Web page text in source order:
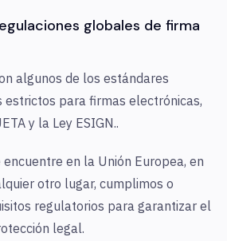
globales de firma
algunos de los estándares
estrictos para firmas electrónicas,
y la Ley ESIGN..
encuentre en la Unión Europea, en
otro lugar, cumplimos o
regulatorios para garantizar el
legal.